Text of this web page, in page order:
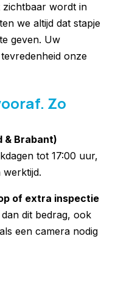
zichtbaar wordt in
we altijd dat stapje
geven. Uw
onze
Zo
& Brabant)
tot 17:00 uur,
werktijd.
of extra inspectie
dit bedrag, ook
een camera nodig